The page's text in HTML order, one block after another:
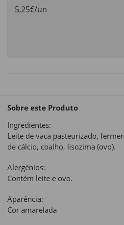
5,25€/un
Sobre este Produto
Ingredientes:
Leite de vaca pasteurizado,
de cálcio, coalho, lisozima (ovo).
Alergénios:
Contém leite e ovo.
Aparência:
Cor amarelada